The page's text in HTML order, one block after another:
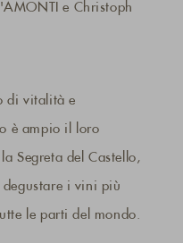
e Christoph
di vitalità e
è ampio il loro
Segreta del Castello,
i vini più
le parti del mondo.